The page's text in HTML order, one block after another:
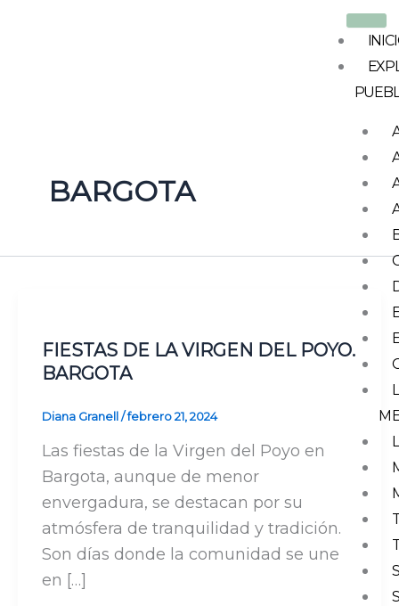
BARGOTA
FIESTAS DE LA VIRGEN DEL POYO.
BARGOTA
Diana Granell/febrero 21, 2024
Las fiestas de la Virgen del Poyo en
Bargota, aunque de menor
envergadura, se destacan por su
atmósfera de tranquilidad y tradición.
Son días donde la comunidad se une
en […]